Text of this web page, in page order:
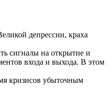
депрессии, краха
сигналы на открытие и
входа и выхода. В этом
кризисов убыточным